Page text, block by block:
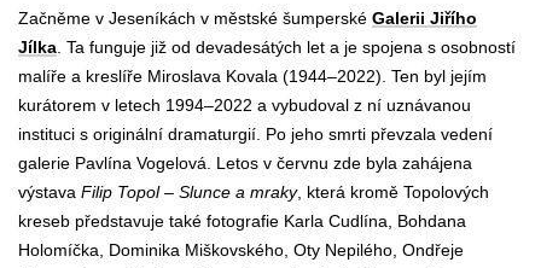
Začněme v Jeseníkách v městské šumperské Galerii Jiřího
Jílka . Ta funguje již od devadesátých let a je spojena s osobností
malíře a kreslíře Miroslava Kovala (1944–2022). Ten byl jejím
kurátorem v letech 1994–2022 a vybudoval z ní uznávanou
instituci s originální dramaturgií. Po jeho smrti převzala vedení
galerie Pavlína Vogelová. Letos v červnu zde byla zahájena
výstava Filip Topol – Slunce a mraky, která kromě Topolových
kreseb představuje také fotografie Karla Cudlína, Bohdana
Holomíčka, Dominika Miškovského, Oty Nepilého, Ondřeje